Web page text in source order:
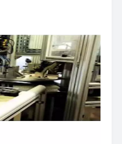
що має
твердість та
тесака довго не
має довгий термін